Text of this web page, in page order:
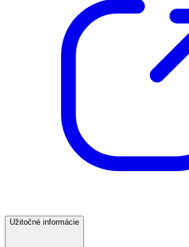
Užitočné informácie